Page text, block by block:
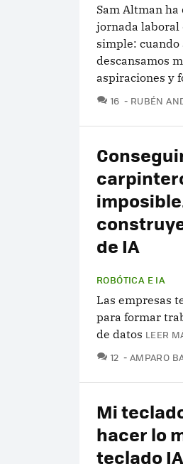
Sam Altman
jornada laboral
simple:
descansamos
aspiraciones y
16
RUBÉN
de IA
ROBÓTICA E IA
Las empresas
para formar
de datos LEER
12
AMPARO
Mi
hacer lo
teclado